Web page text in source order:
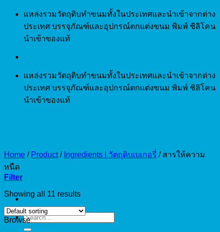
Skip
content
แหล่งรวมวัตถุดิบทำขนมทั้งในประเทศและนำเข้าจากต่าง
ประเทศ บรรจุภัณฑ์และอุปกรณ์ตกแต่งขนม พิมพ์ ซิลิโคน
นำเข้าของแท้
แหล่งรวมวัตถุดิบทำขนมทั้งในประเทศและนำเข้าจากต่าง
ประเทศ บรรจุภัณฑ์และอุปกรณ์ตกแต่งขนม พิมพ์ ซิลิโคน
นำเข้าของแท้
Search
for:
Home / Product / Ingredients | วัตถุดิบเบเกอรี่ /สารให้ความ
หนืด
Filter
Showing all 11 results
Browse